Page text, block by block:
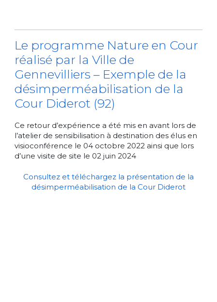
Le programme Nature en Cour
réalisé par la Ville de
Gennevilliers – Exemple de la
désimperméabilisation de la
Cour Diderot (92)
Ce retour d’expérience a été mis en avant lors de
l’atelier de sensibilisation à destination des élus en
visioconférence le 04 octobre 2022 ainsi que lors
d’une visite de site le 02 juin 2024
Consultez et téléchargez la présentation de la
désimperméabilisation de la Cour Diderot